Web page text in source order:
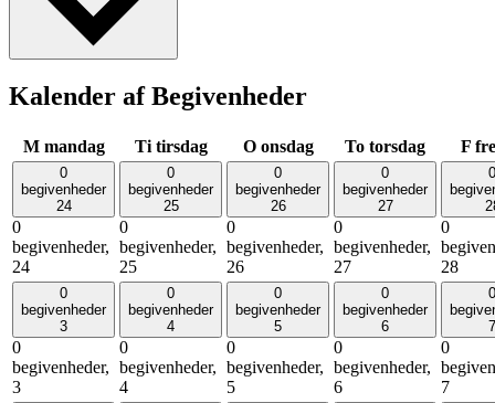
Kalender af Begivenheder
M mandag Ti tirsdag O onsdag To torsdag F
0
begivenheder
24
0
begivenheder,
24
0
begivenheder
25
0
begivenheder,
25
0
begivenheder
26
0
begivenheder,
26
0
begivenheder
27
0
begivenheder,
27
0
0
28
0
begivenheder
3
0
begivenheder,
3
0
begivenheder
4
0
begivenheder,
4
0
begivenheder
5
0
begivenheder,
5
0
begivenheder
6
0
begivenheder,
6
0
7
0
7